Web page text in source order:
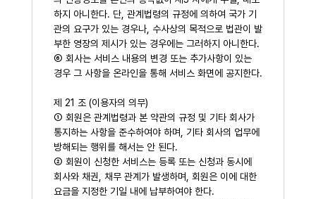
하지 아니한다. 단, 관계법령의 규정에 의하여 국가 기
관의 요구가 있는 경우나, 수사상의 목적으로 법관이 발
부한 영장의 제시가 있는 경우에는 그러하지 아니한다.
⑥ 회사는 서비스 내용의 변경 또는 추가사항이 있는
경우 그 사항을 온라인을 통해 서비스 화면에 공지한다.
제 21 조 (이용자의 의무)
① 회원은 관계법령과 본 약관의 규정 및 기타 회사가
통지하는 사항을 준수하여야 하며, 기타 회사의 업무에
방해되는 행위를 해서는 안 된다.
② 회원이 신청한 서비스는 등록 또는 신청과 동시에
회사와 채권, 채무 관계가 발생하며, 회원은 이에 대한
요금을 지정한 기일 내에 납부하여야 한다.